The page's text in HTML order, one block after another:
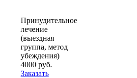
Принудительное
лечение
(выездная
группа, метод
убеждения)
4000 руб.
Заказать